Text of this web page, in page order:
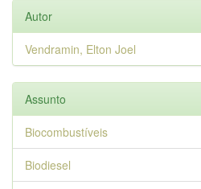
Autor
Vendramin, Elton Joel
Assunto
Biocombustíveis
Biodiesel